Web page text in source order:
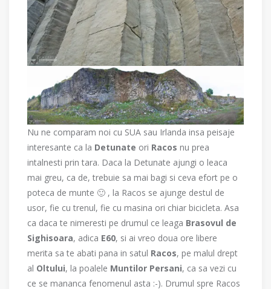
Nu ne comparam noi cu SUA sau Irlanda insa peisaje
interesante ca la Detunate ori Racos nu prea
intalnesti prin tara. Daca la Detunate ajungi o leaca
mai greu, ca de, trebuie sa mai bagi si ceva efort pe o
poteca de munte 🙂 , la Racos se ajunge destul de
usor, fie cu trenul, fie cu masina ori chiar bicicleta. Asa
ca daca te nimeresti pe drumul ce leaga Brasovul de
Sighisoara, adica E60, si ai vreo doua ore libere
merita sa te abati pana in satul Racos, pe malul drept
al Oltului, la poalele Muntilor Persani, ca sa vezi cu
ce se mananca fenomenul asta :-). Drumul spre Racos